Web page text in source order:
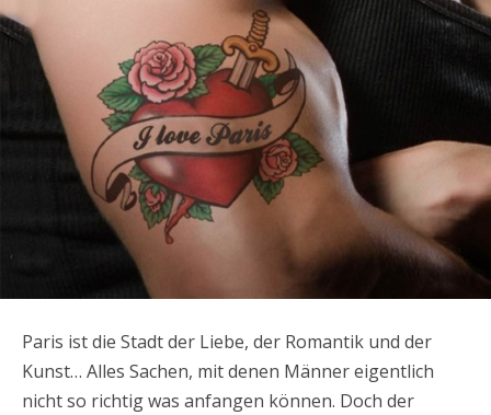
Paris ist die Stadt der Liebe, der Romantik und der
Kunst… Alles Sachen, mit denen Männer eigentlich
nicht so richtig was anfangen können. Doch der